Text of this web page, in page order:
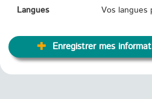
Langues
Vos langues
Enregistrer mes